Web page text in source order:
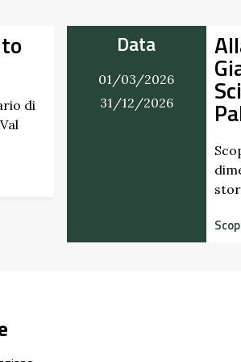
Data
07/03/2026
27/09/2026
Un
di